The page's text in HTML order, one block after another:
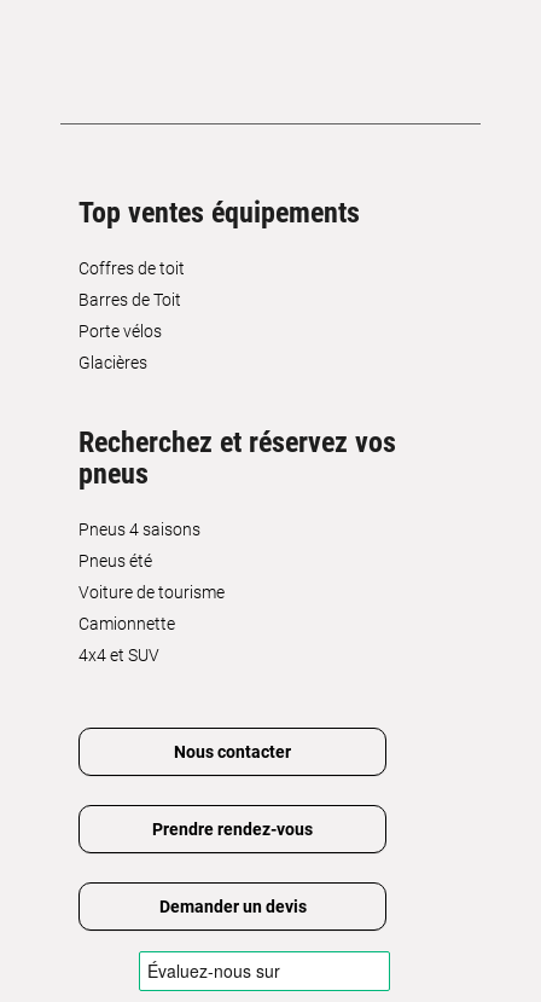
Top ventes équipements
Coffres de toit
Barres de Toit
Porte vélos
Glacières
Recherchez et réservez vos
pneus
Pneus 4 saisons
Pneus été
Voiture de tourisme
Camionnette
4x4 et SUV
Nous contacter
Prendre rendez-vous
Demander un devis